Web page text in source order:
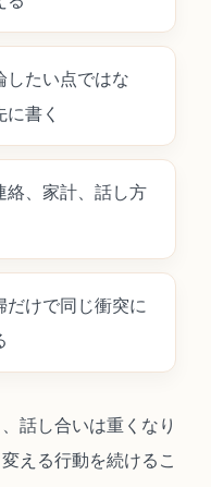
したい点ではな
書く
絡、家計、話し方
だけで同じ衝突に
話し合いは重くなり
える行動を続けるこ